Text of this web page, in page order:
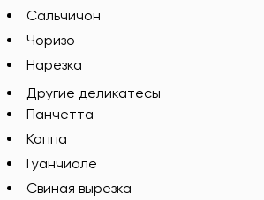
Сальчичон
Чоризо
Нарезка
Другие деликатесы
Панчетта
Коппа
Гуанчиале
Свиная вырезка